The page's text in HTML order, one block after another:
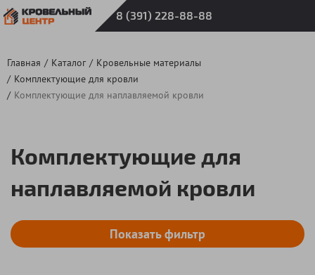
8 (391) 228-88-88
Главная Каталог
Кровельные материалы
Комплектующие для кровли
Комплектующие для наплавляемой кровли
Комплектующие для
наплавляемой кровли